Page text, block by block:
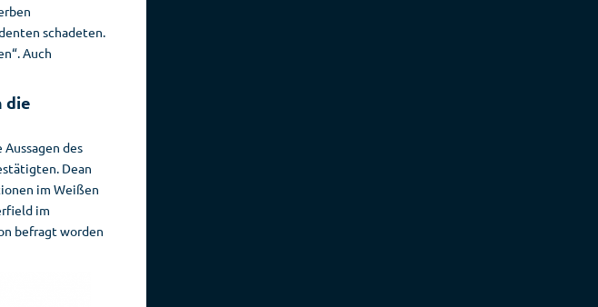
schadeten.
Auch
die
des
Dean
im Weißen
im
befragt worden